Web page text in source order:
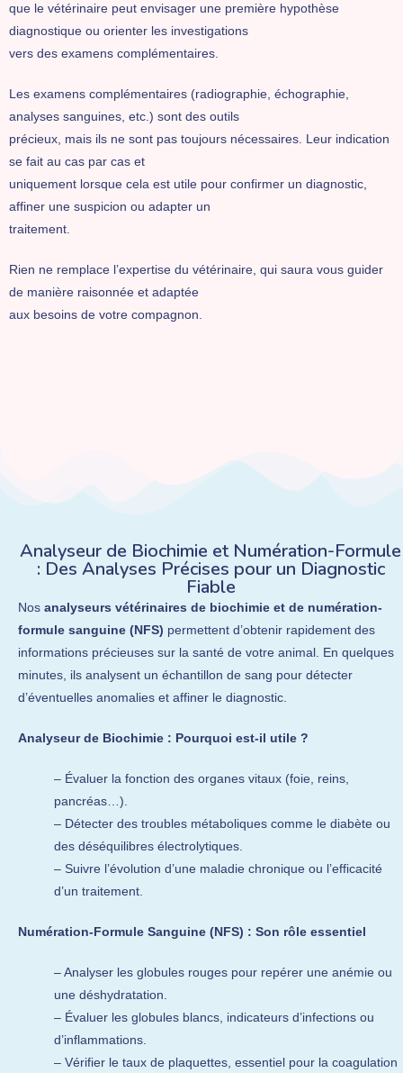
que le vétérinaire peut envisager une première hypothèse
diagnostique ou orienter les investigations
vers des examens complémentaires.
Les examens complémentaires (radiographie, échographie,
analyses sanguines, etc.) sont des outils
précieux, mais ils ne sont pas toujours nécessaires. Leur indication
se fait au cas par cas et
uniquement lorsque cela est utile pour confirmer un diagnostic,
affiner une suspicion ou adapter un
traitement.
Rien ne remplace l’expertise du vétérinaire, qui saura vous guider
de manière raisonnée et adaptée
aux besoins de votre compagnon.
Analyseur de Biochimie et Numération-Formule
: Des Analyses Précises pour un Diagnostic
Fiable
Nos analyseurs vétérinaires de biochimie et de numération-
formule sanguine (NFS) permettent d’obtenir rapidement des
informations précieuses sur la santé de votre animal. En quelques
minutes, ils analysent un échantillon de sang pour détecter
d’éventuelles anomalies et affiner le diagnostic.
Analyseur de Biochimie : Pourquoi est-il utile ?
– Évaluer la fonction des organes vitaux (foie, reins,
pancréas…).
– Détecter des troubles métaboliques comme le diabète ou
des déséquilibres électrolytiques.
– Suivre l’évolution d’une maladie chronique ou l’efficacité
d’un traitement.
Numération-Formule Sanguine (NFS) : Son rôle essentiel
– Analyser les globules rouges pour repérer une anémie ou
une déshydratation.
– Évaluer les globules blancs, indicateurs d’infections ou
d’inflammations.
– Vérifier le taux de plaquettes, essentiel pour la coagulation